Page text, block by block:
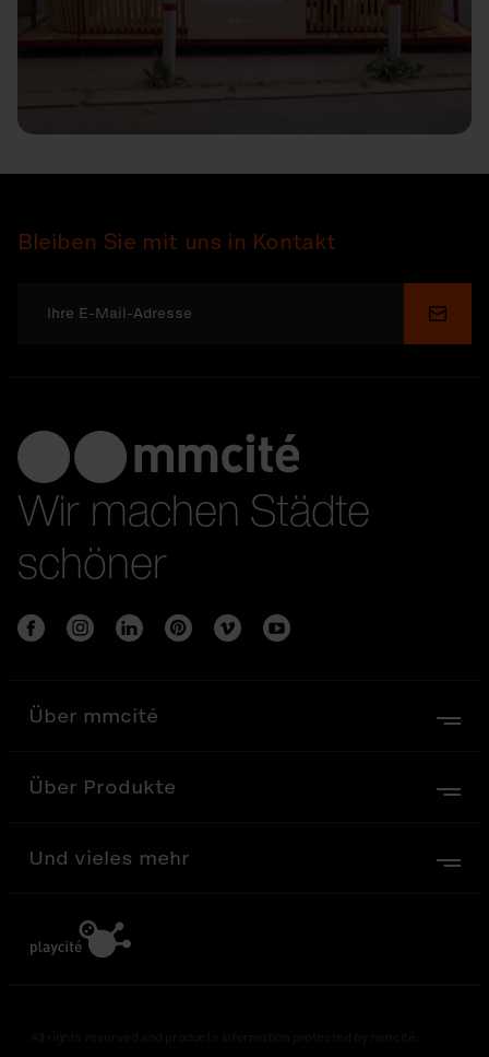
Bleiben Sie mit uns in Kontakt
Wir machen Städte
schöner
Über mmcité
Über Produkte
Und vieles mehr